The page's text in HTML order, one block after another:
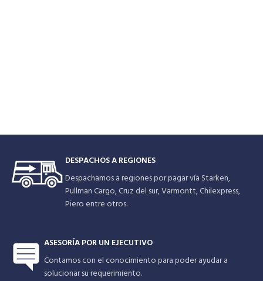
DESPACHOS A REGIONES
Despachamos a regiones por pagar vía Starken,
Pullman Cargo, Cruz del sur, Varmontt, Chilexpress,
Piero entre otros.
ASESORÍA POR UN EJECUTIVO
Contamos con el conocimiento para poder ayudar a
solucionar su requerimiento.